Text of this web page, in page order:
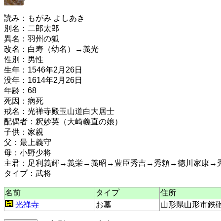
読み：もがみ よしあき
別名：二郎太郎
異名：羽州の狐
改名：白寿（幼名）→義光
性別：男性
生年：1546年2月26日
没年：1614年2月26日
年齢：68
死因：病死
戒名：光禅寺殿玉山道白大居士
配偶者：釈妙英（大崎義直の娘）
子供：家親
父：最上義守
母：小野少将
主君：足利義輝→義栄→義昭→豊臣秀吉→秀頼→徳川家康→
タイプ：武将
名前 タイプ
住所
光禅寺
お墓 山形県山形市鉄